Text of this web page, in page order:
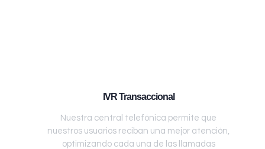
IVR Transaccional
Nuestra central telefónica permite que
nuestros usuarios reciban una mejor atención,
optimizando cada una de las llamadas